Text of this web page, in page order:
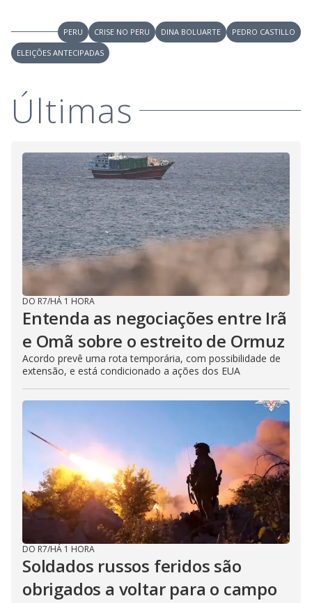
PERU CRISE NO PERU DINA BOLUARTE
PEDRO CASTILLO
ELEIÇÕES ANTECIPADAS
Últimas
DO R7/HÁ 1 HORA
Entenda as negociações entre Irã
e Omã sobre o estreito de Ormuz
Acordo prevê uma rota temporária, com possibilidade de
extensão, e está condicionado a ações dos EUA
DO R7/HÁ 1 HORA
Soldados russos feridos são
obrigados a voltar para o campo